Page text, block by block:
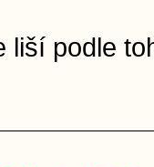
liší podle